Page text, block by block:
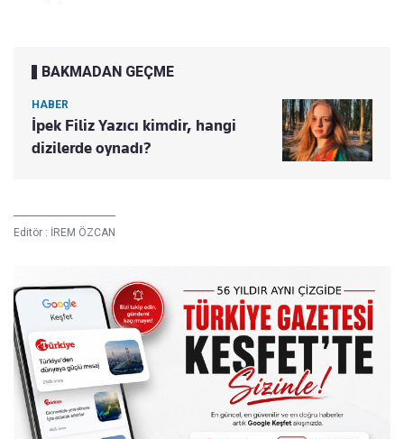
BAKMADAN GEÇME
HABER
İpek Filiz Yazıcı kimdir, hangi
dizilerde oynadı?
Editör : İREM ÖZCAN